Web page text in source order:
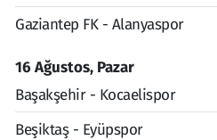
Gaziantep FK - Alanyaspor
16 Ağustos, Pazar
Başakşehir - Kocaelispor
Beşiktaş - Eyüpspor